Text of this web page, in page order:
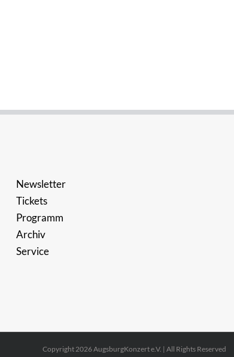
Newsletter
Tickets
Programm
Archiv
Service
Copyright 2026 AugsburgKonzert e.V. | All Rights Reserved